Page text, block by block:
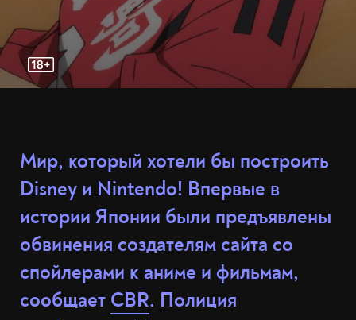
Мир, который хотели бы построить
Disney и Nintendo! Впервые в
истории Японии были предъявлены
обвинения создателям сайта со
спойлерами к аниме и фильмам,
сообщает CBR. Полиция